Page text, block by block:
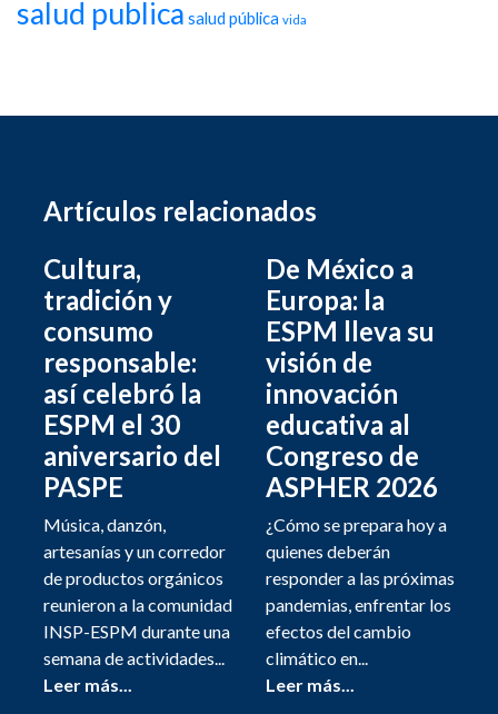
salud publica salud pública vida
Artículos relacionados
Cultura,
tradición y
consumo
responsable:
así celebró la
ESPM el 30
aniversario del
PASPE
Música, danzón,
artesanías y un corredor
de productos orgánicos
reunieron a la comunidad
INSP-ESPM durante una
semana de actividades...
Leer más...
De México a
Europa: la
ESPM lleva su
visión de
innovación
educativa al
Congreso de
ASPHER 2026
¿Cómo se prepara hoy a
quienes deberán
responder a las próximas
pandemias, enfrentar los
efectos del cambio
climático en...
Leer más...